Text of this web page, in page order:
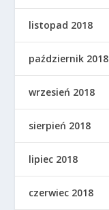
listopad 2018
październik 2018
wrzesień 2018
sierpień 2018
lipiec 2018
czerwiec 2018